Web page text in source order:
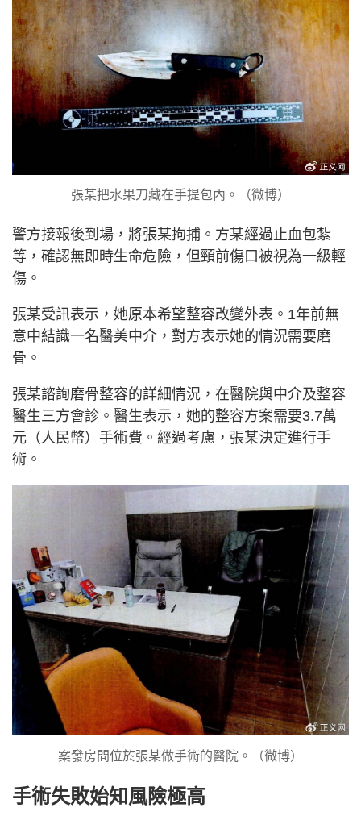
張某把水果刀藏在手提包內。（微博）
警方接報後到場，將張某拘捕。方某經過止血包紮
等，確認無即時生命危險，但頸前傷口被視為一級輕
傷。
張某受訊表示，她原本希望整容改變外表。1年前無
意中結識一名醫美中介，對方表示她的情況需要磨
骨。
張某諮詢磨骨整容的詳細情況，在醫院與中介及整容
醫生三方會診。醫生表示，她的整容方案需要3.7萬
元（人民幣）手術費。經過考慮，張某決定進行手
術。
案發房間位於張某做手術的醫院。（微博）
手術失敗始知風險極高